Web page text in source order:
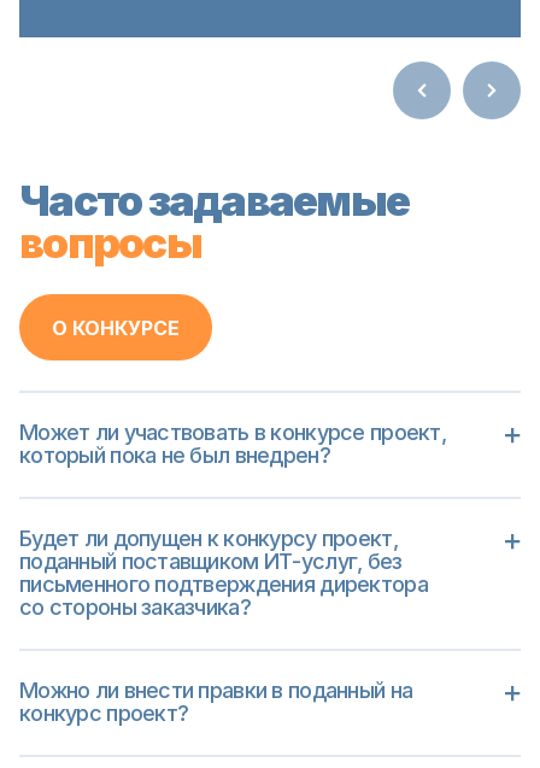
Часто задаваемые
вопросы
О КОНКУРСЕ
Может ли участвовать в конкурсе проект,
который пока не был внедрен?
Будет ли допущен к конкурсу проект,
поданный поставщиком ИТ-услуг, без
письменного подтверждения директора
со стороны заказчика?
Можно ли внести правки в поданный на
конкурс проект?